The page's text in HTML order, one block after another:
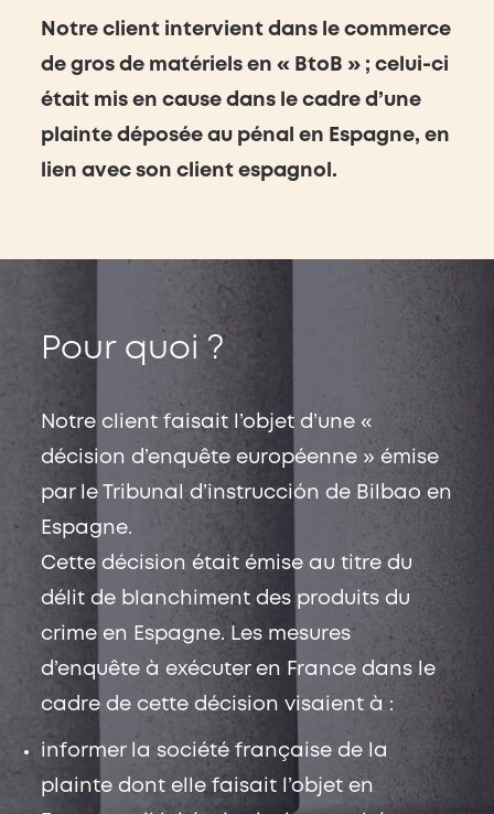
Notre client intervient dans le commerce
de gros de matériels en « BtoB » ; celui-ci
était mis en cause dans le cadre d’une
plainte déposée au pénal en Espagne, en
lien avec son client espagnol.
Pour quoi ?
Notre client faisait l’objet d’une «
décision d’enquête européenne » émise
par le Tribunal d’instrucción de Bilbao en
Espagne.
Cette décision était émise au titre du
délit de blanchiment des produits du
crime en Espagne. Les mesures
d’enquête à exécuter en France dans le
cadre de cette décision visaient à :
informer la société française de la
plainte dont elle faisait l’objet en